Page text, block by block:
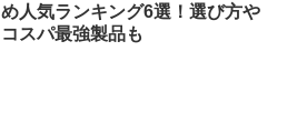
め人気ランキング6選！選び方や
コスパ最強製品も